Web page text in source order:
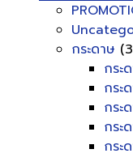
กระดาษ
กระ
กระ
กระ
กระ
กระ